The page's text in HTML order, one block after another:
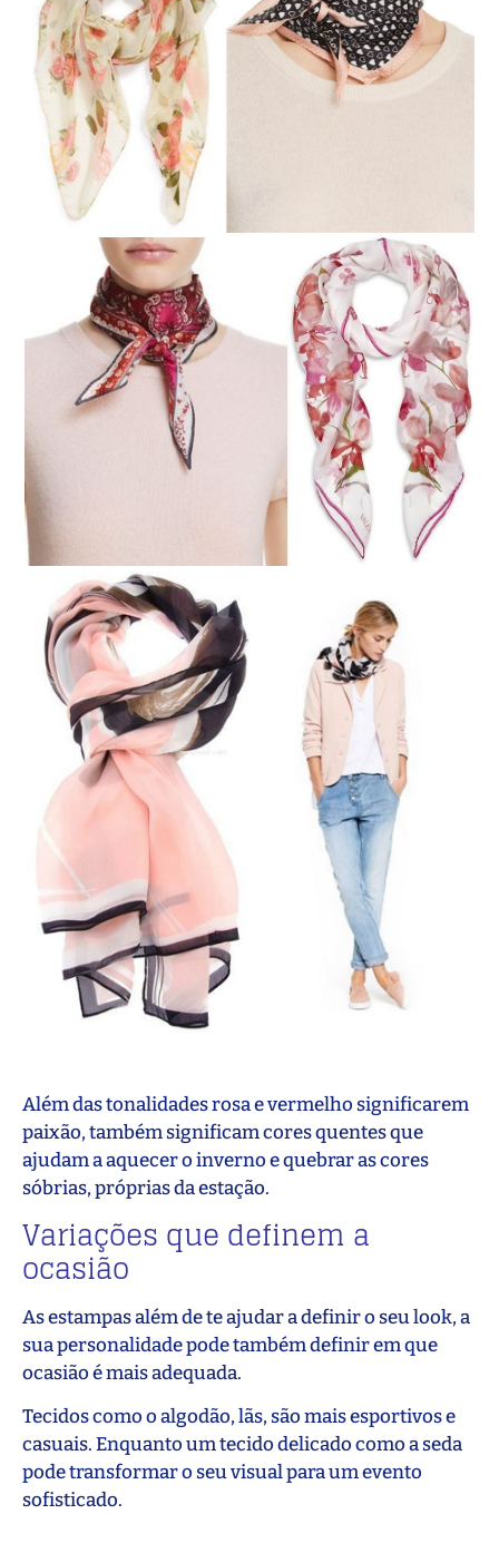
Além das tonalidades rosa e vermelho significarem
paixão, também significam cores quentes que
ajudam a aquecer o inverno e quebrar as cores
sóbrias, próprias da estação.
Variações que definem a
ocasião
As estampas além de te ajudar a definir o seu look, a
sua personalidade pode também definir em que
ocasião é mais adequada.
Tecidos como o algodão, lãs, são mais esportivos e
casuais. Enquanto um tecido delicado como a seda
pode transformar o seu visual para um evento
sofisticado.